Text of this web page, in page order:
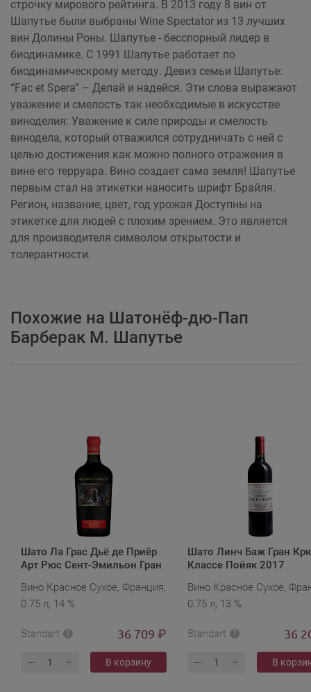
строчку мирового рейтинга. В 2013 году 8 вин от
Шапутье были выбраны Wine Spectator из 13 лучших
вин Долины Роны. Шапутье - бесспорный лидер в
биодинамике. С 1991 Шапутье работает по
биодинамическрому методу. Девиз семьи Шапутье:
“Fac et Spera” – Делай и надейся. Эти слова выражают
уважение и смелость так необходимые в искусстве
виноделия: Уважение к силе природы и смелость
винодела, который отважился сотрудничать с ней с
целью достижения как можно полного отражения в
вине его терруара. Вино создает сама земля! Шапутье
первым стал на этикетки наносить шрифт Брайля.
Регион, название, цвет, год урожая Доступны на
этикетке для людей с плохим зрением. Это является
для производителя символом открытости и
толерантности.
Похожие на Шатонёф-дю-Пап
Барберак М. Шапутье
Шато Ла Грас Дьё де Приёр
Арт Рюс Сент-Эмильон Гран
Вино Красное Сухое, Франция,
0.75 л, 14 %
Standart 36 709 ₽
В корзину
Шато Линч Баж Гран
Классе Пойяк 2017
Вино Красное Сухое,
0.75 л, 13 %
Standart 36
В